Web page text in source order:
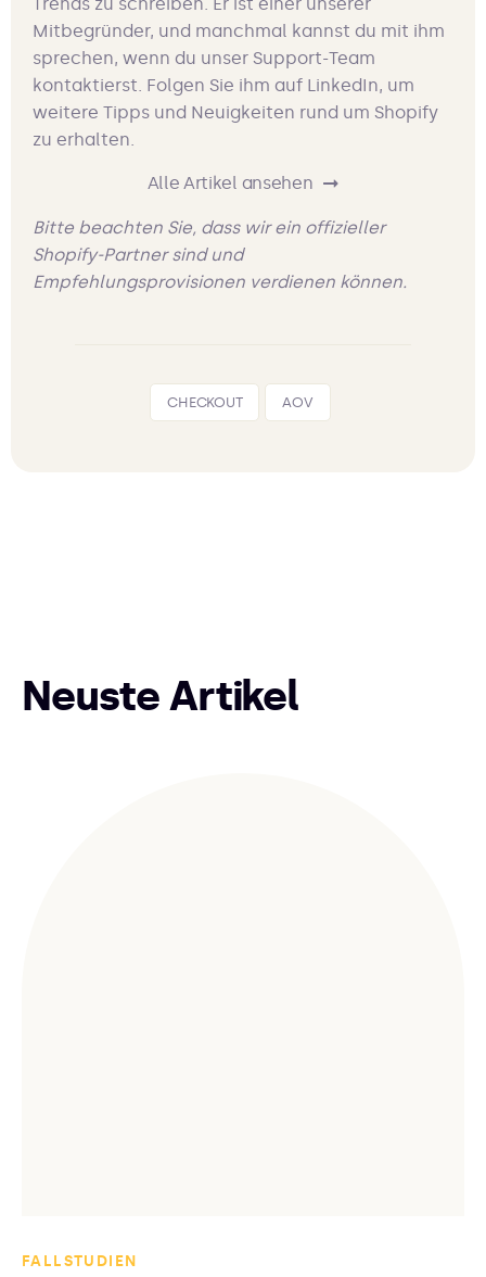
Mitbegründer, und manchmal kannst du mit ihm
sprechen, wenn du unser Support-Team
kontaktierst. Folgen Sie ihm auf LinkedIn, um
weitere Tipps und Neuigkeiten rund um Shopify
zu erhalten.
Alle Artikel ansehen
Bitte beachten Sie, dass wir ein offizieller
Shopify-Partner sind und
Empfehlungsprovisionen verdienen können.
CHECKOUT AOV
Neuste Artikel
FALLSTUDIEN